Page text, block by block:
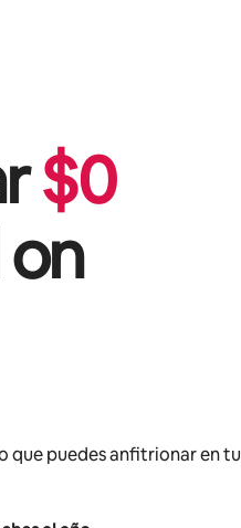
$0
que puedes anfitrionar en tu